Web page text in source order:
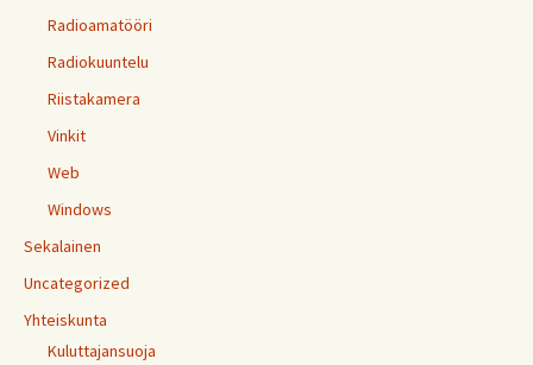
Radioamatööri
Radiokuuntelu
Riistakamera
Vinkit
Web
Windows
Sekalainen
Uncategorized
Yhteiskunta
Kuluttajansuoja